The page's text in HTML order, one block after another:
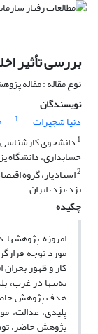
بررسی تأثیر
نوع مقاله : مقاله
نویسندگان
دنیا شجیرات
1
1 دانشجوی کارشناسی
حسابداری، دانشگاه
2استادیار، گروه
یزد،یزد، ایران.
چکیده
امروزه
مورد توجه
کار و ظهور
نه‌تنها در غرب،
هدف پژوهش
پلیدی، عدالت،
پژوهش حاضر،